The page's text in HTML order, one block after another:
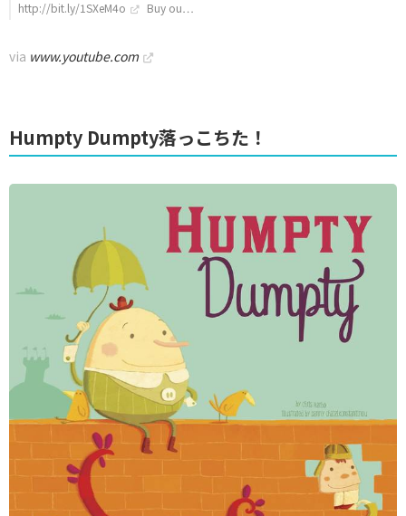
http://bit.ly/1SXeM4o Buy ou…
via www.youtube.com
Humpty Dumpty落っこちた！